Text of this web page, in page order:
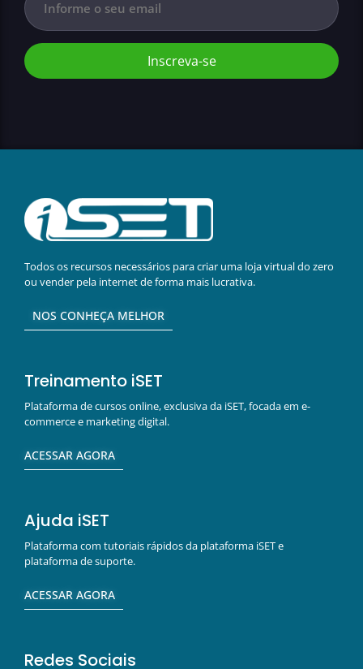
Inscreva-se
Todos os recursos necessários para criar uma loja virtual do zero
ou vender pela internet de forma mais lucrativa.
NOS CONHEÇA MELHOR
Treinamento iSET
Plataforma de cursos online, exclusiva da iSET, focada em e-
commerce e marketing digital.
ACESSAR AGORA
Ajuda iSET
Plataforma com tutoriais rápidos da plataforma iSET e
plataforma de suporte.
ACESSAR AGORA
Redes Sociais